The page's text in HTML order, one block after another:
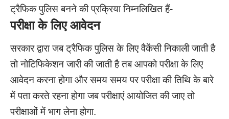
ट्रैफिक पुलिस बनने की प्रक्रिया निम्नलिखित हैं-
परीक्षा के लिए आवेदन
सरकार द्वारा जब ट्रैफिक पुलिस के लिए वैकेंसी निकाली जाती है
तो नोटिफिकेशन जारी की जाती है तब आपको परीक्षा के लिए
आवेदन करना होगा और समय समय पर परीक्षा की तिथि के बारे
में पता करते रहना होगा जब परीक्षाएं आयोजित की जाए तो
परीक्षाओं में भाग लेना होगा.